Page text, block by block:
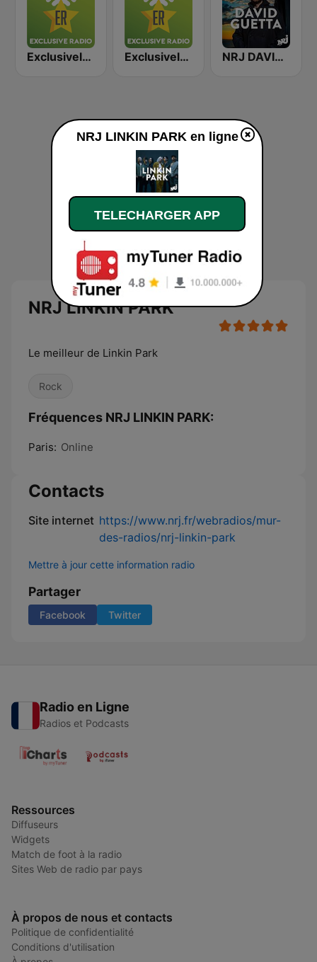
Exclusively Metallica Exclusively Red Hot Chili Peppers NRJ DAVID GUETTA
NRJ LINKIN PARK
Le meilleur de Linkin Park
Rock
Fréquences NRJ LINKIN PARK:
Paris: Online
Contacts
Site internet https://www.nrj.fr/webradios/mur-
des-radios/nrj-linkin-park
Mettre à jour cette information radio
Partager
Facebook Twitter
Radio en Ligne
Radios et Podcasts
Ressources
Diffuseurs
Widgets
Match de foot à la radio
Sites Web de radio par pays
À propos de nous et contacts
Politique de confidentialité
Conditions d'utilisation
NRJ LINKIN PARK en ligne
TELECHARGER APP